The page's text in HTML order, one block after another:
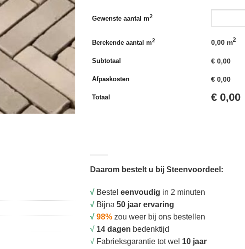
Gewenste aantal m2
Berekende aantal m2 0,00 m2
Subtotaal €0,00
Afpaskosten €0,00
Totaal € 0,00
Daarom bestelt u bij Steenvoordeel:
√ Bestel eenvoudig in 2 minuten
√ Bijna 50 jaar ervaring
√ 98% zou weer bij ons bestellen
√ 14 dagen bedenktijd
√ Fabrieksgarantie tot wel 10 jaar